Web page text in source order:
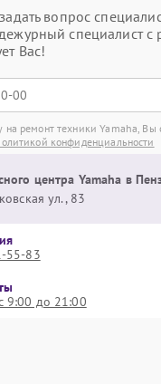
вопрос
специалист с
Вас!
на ремонт техники Yamaha, Вы
конфиденциальности
центра Yamaha в
ул., 83
55-83
9:00 до 21:00